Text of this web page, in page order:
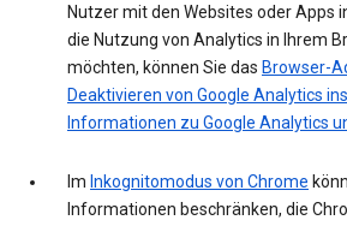
Nutzer mit den Websites oder Apps
die Nutzung von Analytics in Ihrem
möchten, können Sie das Browser-
Deaktivieren von Google Analytics
Informationen zu Google Analytics
Im Inkognitomodus von Chrome
Informationen beschränken, die